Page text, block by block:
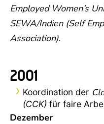
Employed Women’s
SEWA/Indien (Self
Association).
2001
Koordination der
(CCK) für faire
Dezember